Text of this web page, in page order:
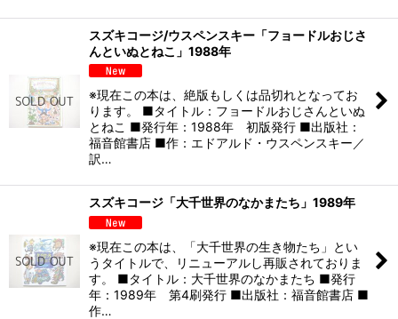
スズキコージ/ウスペンスキー「フョードルおじさ
んといぬとねこ」1988年
※現在この本は、絶版もしくは品切れとなってお
ります。 ■タイトル：フョードルおじさんといぬ
とねこ ■発行年：1988年 初版発行 ■出版社：
福音館書店 ■作：エドアルド・ウスペンスキー／
訳…
スズキコージ「大千世界のなかまたち」1989年
※現在この本は、「大千世界の生き物たち」とい
うタイトルで、リニューアルし再販されておりま
す。 ■タイトル：大千世界のなかまたち ■発行
年：1989年 第4刷発行 ■出版社：福音館書店 ■
作…